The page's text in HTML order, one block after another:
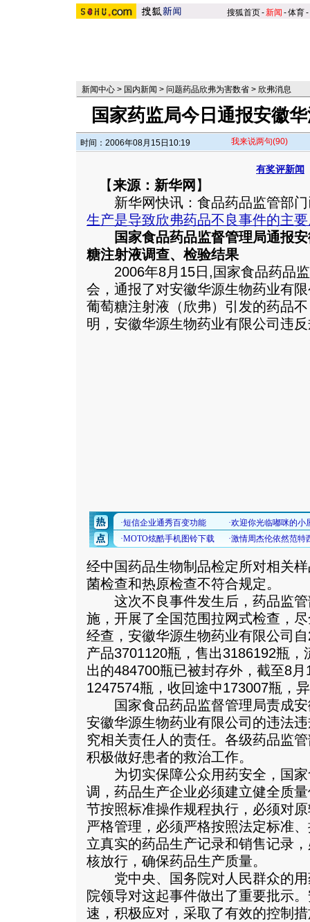
搜狐首页-新闻 -体育-
新闻中心 > 国内新闻 > 问题药品欣弗为害数省 > 欣弗消息
国家药监局今日通报安徽
时间：2006年08月15日10:19 我来说两句(90)
有奖评新闻
【来源：新华网 】
新华网快讯：食品药品监管部门
生产是导致欣弗药品不良事件的主
国家食品药品监督管理局通报
糖注射液调查、检验结果
2006年8月15日,国家食品药品监
会，通报了对安徽华源生物药业有
葡萄糖注射液（欣弗）引发的药品
明，安徽华源生物药业有限公司违
经中国药品生物制品检定所对相关
菌检查和热原检查不符合规定。
这次不良事件发生后，药品监管
施，开展了全国范围拉网式检查，
经查，安徽华源生物药业有限公司
产品3701120瓶，售出3186192瓶
出的484700瓶已被封存外，截至8
1247574瓶，收回途中173007瓶，
国家食品药品监督管理局责成安
安徽华源生物药业有限公司的违法
究相关责任人的责任。各级药品监
积极做好患者的救治工作。
为切实保障公众用药安全，国家
调，药品生产企业必须建立健全质
节按照标准操作规程执行，必须对
严格管理，必须严格按照法定标准
立真实的药品生产记录和销售记录
核放行，确保药品生产质量。
党中央、国务院对人民群众的用
院领导对这起事件做出了重要批示
速，积极应对，采取了有效的控制